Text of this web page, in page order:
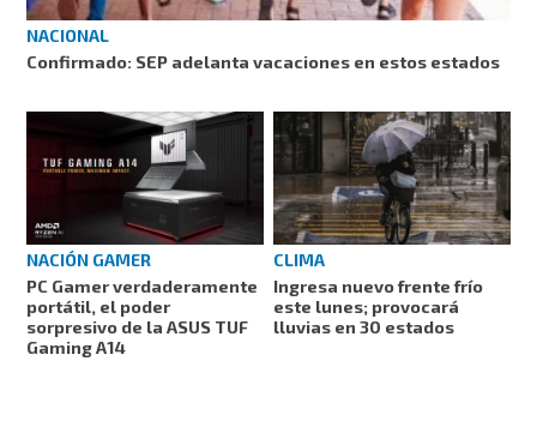
NACIONAL
Confirmado: SEP adelanta vacaciones en estos estados
NACIÓN GAMER
PC Gamer verdaderamente
portátil, el poder
sorpresivo de la ASUS TUF
Gaming A14
CLIMA
Ingresa nuevo frente frío
este lunes; provocará
lluvias en 30 estados